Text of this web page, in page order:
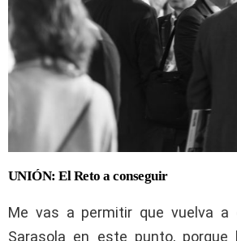
UNIÓN: El Reto a conseguir
Me vas a permitir que vuelva a
Sarasola en este punto, porque